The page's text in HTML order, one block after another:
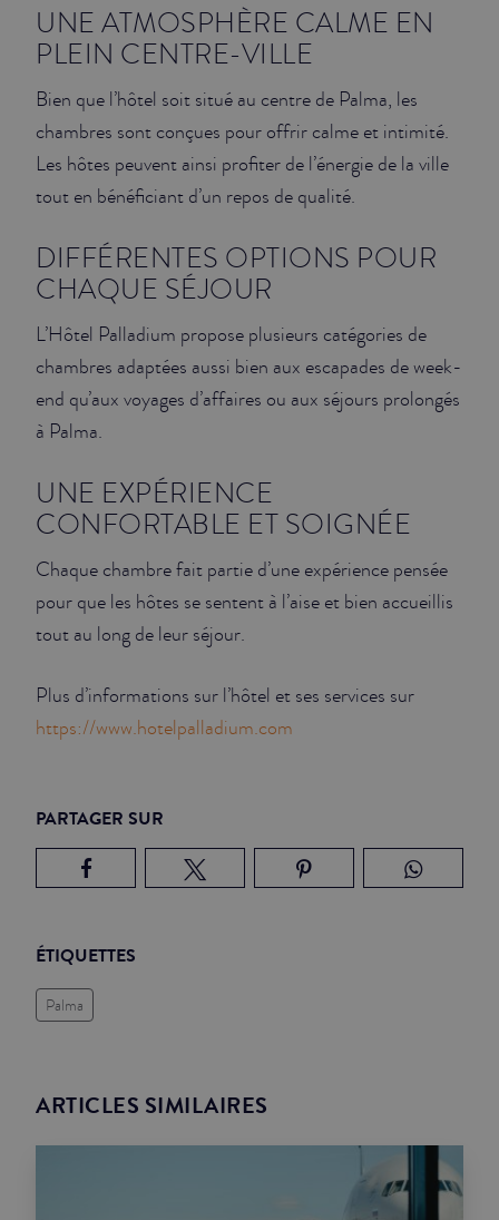
UNE ATMOSPHÈRE CALME EN
PLEIN CENTRE-VILLE
Bien que l’hôtel soit situé au centre de Palma, les
chambres sont conçues pour offrir calme et intimité.
Les hôtes peuvent ainsi profiter de l’énergie de la ville
tout en bénéficiant d’un repos de qualité.
DIFFÉRENTES OPTIONS POUR
CHAQUE SÉJOUR
L’Hôtel Palladium propose plusieurs catégories de
chambres adaptées aussi bien aux escapades de week-
end qu’aux voyages d’affaires ou aux séjours prolongés
à Palma.
UNE EXPÉRIENCE
CONFORTABLE ET SOIGNÉE
Chaque chambre fait partie d’une expérience pensée
pour que les hôtes se sentent à l’aise et bien accueillis
tout au long de leur séjour.
Plus d’informations sur l’hôtel et ses services sur
https://www.hotelpalladium.com
PARTAGER SUR
ÉTIQUETTES
Palma
ARTICLES SIMILAIRES